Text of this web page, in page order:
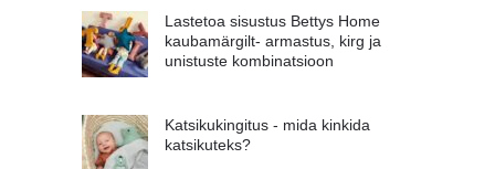
Lastetoa sisustus Bettys Home
kaubamärgilt- armastus, kirg ja
unistuste kombinatsioon
Katsikukingitus - mida kinkida
katsikuteks?